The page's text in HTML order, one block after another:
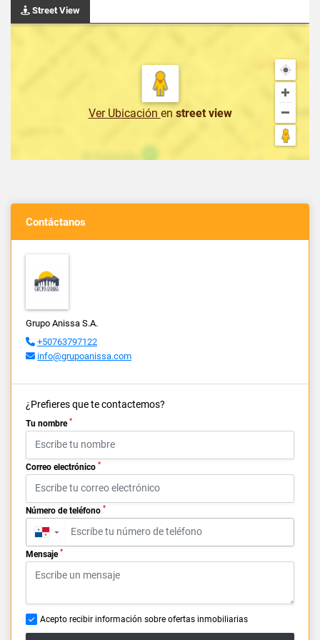
Street View
Ver Ubicación en street view
Contáctanos
Grupo Anissa S.A.
+50763797122
info@grupoanissa.com
¿Prefieres que te contactemos?
Tu nombre *
Correo electrónico *
Número de teléfono *
▼
Mensaje *
Acepto recibir información sobre ofertas inmobiliarias